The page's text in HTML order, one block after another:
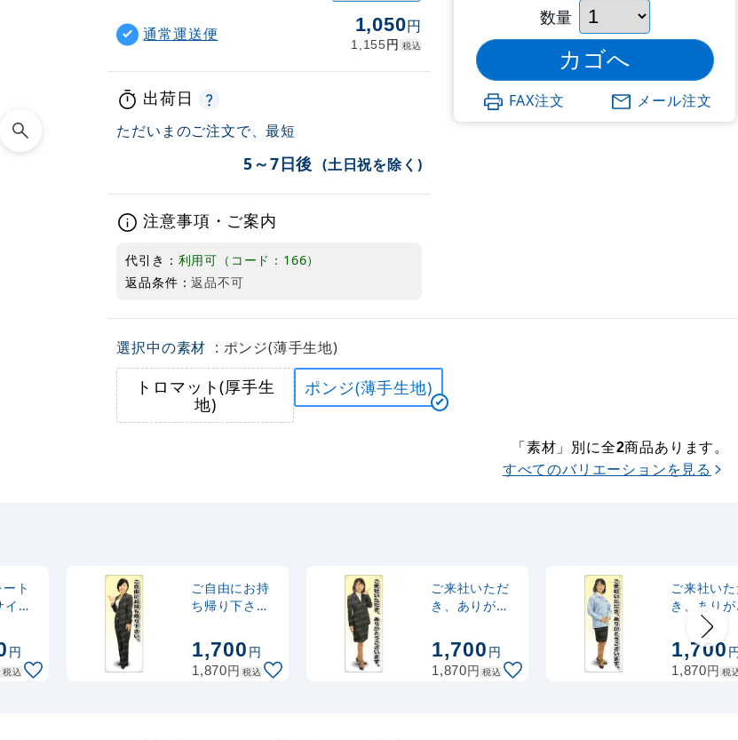
通常運送便 1,050円
1,155円 税込
出荷日
ただいまのご注文で、最短
5～7日後 (土日祝を除く)
注意事項・ご案内
代引き： 利用可（コード：166）
返品条件：返品不可
数量
FAX注文 メール注文
選択中の素材 : ポンジ(薄手生地)
トロマット(厚手生
地)
ポンジ(薄手生地)
「素材」別に全2商品あります。
すべてのバリエーションを見る
ト
ン
ル 表
12)
円
税込
ご自由にお持
ち帰り下さい
大バナー 素材:
ポンジ(薄手生
地) (62178)
1,700円
1,870円 税込
ご来社いただ
き、ありがと
等身大バナー
素材:ポンジ(薄
手生地)
1,700円
1,870円 税込
ご来社い
き、あり
うござい
女性作業
ルー) 等身
ナー 素材:
1,700
1,870円 税